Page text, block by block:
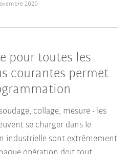
2020
pour toutes les
courantes permet
collage, mesure - les
se charger dans le
industrielle sont extrêmement